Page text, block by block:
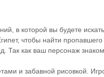
в которой вы будете
чтобы найти пропавшего
Так как ваш персонаж
и забавной рисовкой.